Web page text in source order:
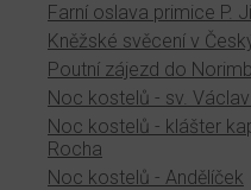
Farní oslava primice P.
Kněžské svěcení v
Poutní zájezd do
Noc kostelů - sv.
Noc kostelů - klášter
Rocha
Noc kostelů - Andělíček